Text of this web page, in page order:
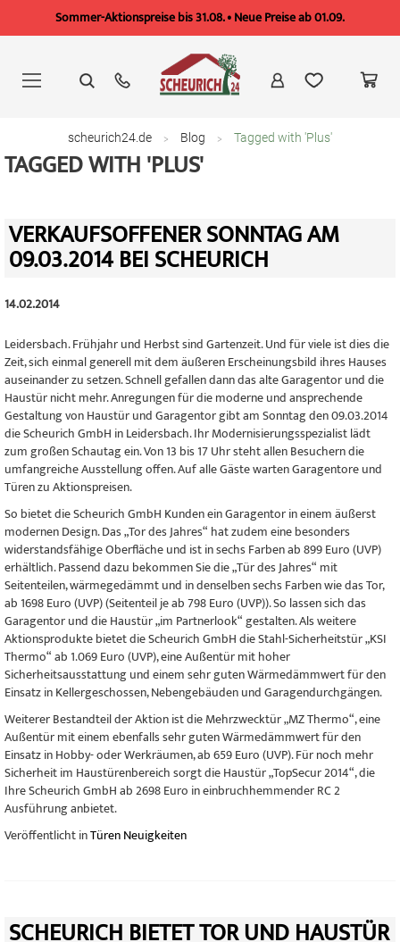
Sommer-Aktionspreise bis 31.08. • Neue Preise ab 01.09.
springen
scheurich24.de Blog Tagged with 'Plus'
TAGGED WITH 'PLUS'
VERKAUFSOFFENER SONNTAG AM
09.03.2014 BEI SCHEURICH
14.02.2014
Leidersbach. Frühjahr und Herbst sind Gartenzeit. Und für viele ist dies die
Zeit, sich einmal generell mit dem äußeren Erscheinungsbild ihres Hauses
auseinander zu setzen. Schnell gefallen dann das alte Garagentor und die
Haustür nicht mehr. Anregungen für die moderne und ansprechende
Gestaltung von Haustür und Garagentor gibt am Sonntag den 09.03.2014
die Scheurich GmbH in Leidersbach. Ihr Modernisierungsspezialist lädt
zum großen Schautag ein. Von 13 bis 17 Uhr steht allen Besuchern die
umfangreiche Ausstellung offen. Auf alle Gäste warten Garagentore und
Türen zu Aktionspreisen.
So bietet die Scheurich GmbH Kunden ein Garagentor in einem äußerst
modernen Design. Das „Tor des Jahres“ hat zudem eine besonders
widerstandsfähige Oberfläche und ist in sechs Farben ab 899 Euro (UVP)
erhältlich. Passend dazu bekommen Sie die „Tür des Jahres“ mit
Seitenteilen, wärmegedämmt und in denselben sechs Farben wie das Tor,
ab 1698 Euro (UVP) (Seitenteil je ab 798 Euro (UVP)). So lassen sich das
Garagentor und die Haustür „im Partnerlook“ gestalten. Als weitere
Aktionsprodukte bietet die Scheurich GmbH die Stahl-Sicherheitstür „KSI
Thermo“ ab 1.069 Euro (UVP), eine Außentür mit hoher
Sicherheitsausstattung und einem sehr guten Wärmedämmwert für den
Einsatz in Kellergeschossen, Nebengebäuden und Garagendurchgängen.
Weiterer Bestandteil der Aktion ist die Mehrzwecktür „MZ Thermo“, eine
Außentür mit einem ebenfalls sehr guten Wärmedämmwert für den
Einsatz in Hobby- oder Werkräumen, ab 659 Euro (UVP). Für noch mehr
Sicherheit im Haustürenbereich sorgt die Haustür „TopSecur 2014“, die
Ihre Scheurich GmbH ab 2698 Euro in einbruchhemmender RC 2
Ausführung anbietet.
Veröffentlicht inTüren Neuigkeiten
SCHEURICH BIETET TOR UND HAUSTÜR